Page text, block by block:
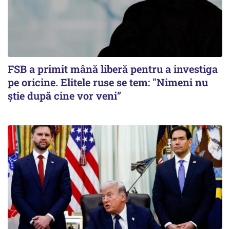
FSB a primit mână liberă pentru a investiga
pe oricine. Elitele ruse se tem: "Nimeni nu
știe după cine vor veni”